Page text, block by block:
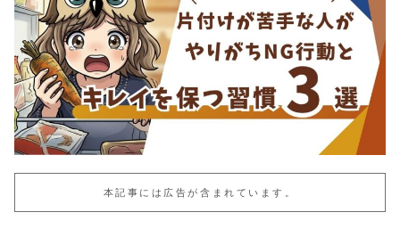
本記事には広告が含まれています。